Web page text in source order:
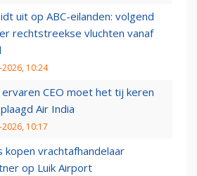
uit op ABC-eilanden: volgend
rechtstreekse vluchten vanaf
2026, 10:24
CEO moet het tij keren
Air India
10:17
kopen vrachtafhandelaar
op Luik Airport